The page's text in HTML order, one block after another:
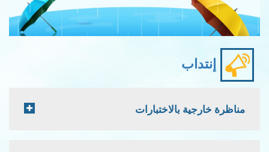
إنتداب
مناظرة خارجية بالاختبارات